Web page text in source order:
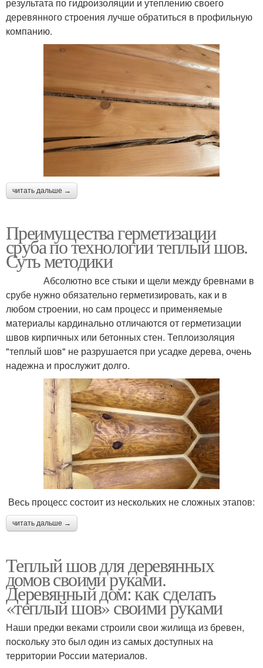
деревянного строения лучше обратиться в профильную
компанию.
читать дальше →
Преимущества герметизации
сруба по технологии теплый шов.
Суть методики
Абсолютно все стыки и щели между бревнами в
срубе нужно обязательно герметизировать, как и в
любом строении, но сам процесс и применяемые
материалы кардинально отличаются от герметизации
швов кирпичных или бетонных стен. Теплоизоляция
"теплый шов" не разрушается при усадке дерева, очень
надежна и прослужит долго.
Весь процесс состоит из нескольких не сложных этапов:
читать дальше →
Теплый шов для деревянных
домов своими руками.
Деревянный дом: как сделать
«теплый шов» своими руками
Наши предки веками строили свои жилища из бревен,
поскольку это был один из самых доступных на
территории России материалов.